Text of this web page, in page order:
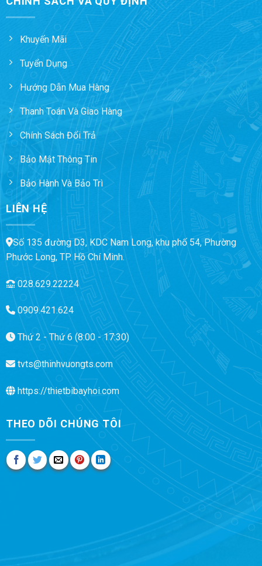
Khuyến Mãi
Tuyển Dụng
Hướng Dẫn Mua Hàng
Thanh Toán Và Giao Hàng
Chính Sách Đổi Trả
Bảo Mật Thông Tin
Bảo Hành Và Bảo Trì
LIÊN HỆ
Số 135 đường D3, KDC Nam Long, khu phố 54, Phường
Phước Long, TP. Hồ Chí Minh.
028.629.22224
0909.421.624
Thứ 2 - Thứ 6 (8:00 - 17:30)
tvts@thinhvuongts.com
https://thietbibayhoi.com
THEO DÕI CHÚNG TÔI